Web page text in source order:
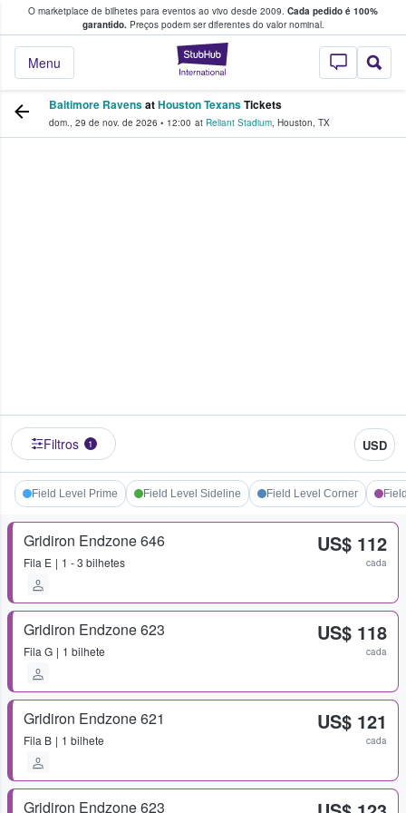
O marketplace de bilhetes para eventos ao vivo desde 2009. Cada pedido é 100%
garantido.Preços podem ser diferentes do valor nominal.
StubHub – onde
Menu
fãs compram e vendem bilhetes
Baltimore RavensatHouston TexansTickets
dom., 29 de nov. de 2026 • 12:00 at Reliant Stadium, Houston, TX
Filtros 1 USD
Field Level Prime Field Level Sideline Field Level Corner
Gridiron Endzone 646
Fila E 1 - 3 bilhetes
US$ 112
cada
Gridiron Endzone 623
Fila G 1 bilhete
US$ 118
cada
Gridiron Endzone 621
Fila B 1 bilhete
US$ 121
cada
Gridiron Endzone 623